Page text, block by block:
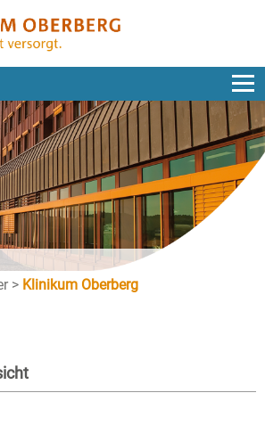
> Klinikum Oberberg